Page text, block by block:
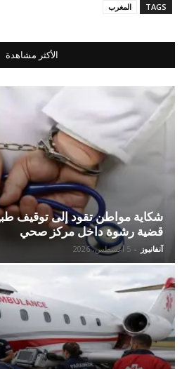
TAGS المغرب
الأكثر مشاهدة
شكاية مواطن تقود إلى توقيف
قضية رشوة داخل مركز صحي
آنفانيوز - 5 أغسطس، 2026